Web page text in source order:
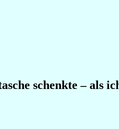
schenkte – als